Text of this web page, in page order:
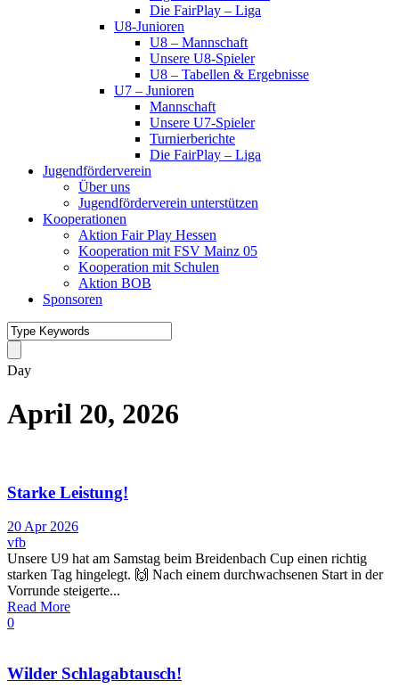
Die FairPlay – Liga
U8-Junioren
U8 – Mannschaft
Unsere U8-Spieler
U8 – Tabellen & Ergebnisse
U7 – Junioren
Mannschaft
Unsere U7-Spieler
Turnierberichte
Die FairPlay – Liga
Jugendförderverein
Über uns
Jugendförderverein unterstützen
Kooperationen
Aktion Fair Play Hessen
Kooperation mit FSV Mainz 05
Kooperation mit Schulen
Aktion BOB
Sponsoren
Day
April 20, 2026
Starke Leistung!
20 Apr 2026
vfb
Unsere U9 hat am Samstag beim Breidenbach Cup einen richtig
starken Tag hingelegt. 🙌 Nach einem durchwachsenen Start in der
Vorrunde steigerte...
Read More
0
Wilder Schlagabtausch!